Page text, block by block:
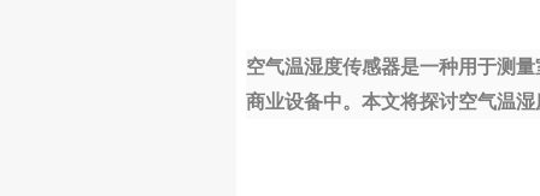
空气温湿度传感器是一种用于测
商业设备中。本文将探讨空气温